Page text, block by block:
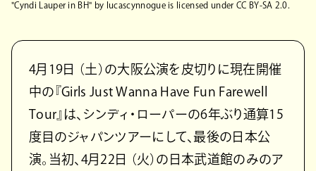
"Cyndi Lauper in BH" by lucascynnogue is licensed under CC BY-SA 2.0.
4月19日 （土）の大阪公演を皮切りに現在開催
中の『Girls Just Wanna Have Fun Farewell
Tour』は、シンディ・ローパーの6年ぶり通算15
度目のジャパンツアーにして、最後の日本公
演。当初、4月22日 （火）の日本武道館のみのア